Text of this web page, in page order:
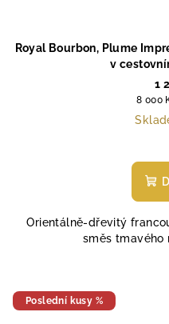
Royal Bourbon, Plume
v
1
Měrná
cena:
8 000
Orientálně-dřevitý
směs tmavého
Poslední kusy %